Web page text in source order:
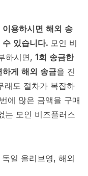
용하시면 해외 송
있습니다. 모인 비
하시면, 1회 송금한
게 해외 송금을 진
래도 절차가 복잡하
에 많은 금액을 구매
는 모인 비즈플러스